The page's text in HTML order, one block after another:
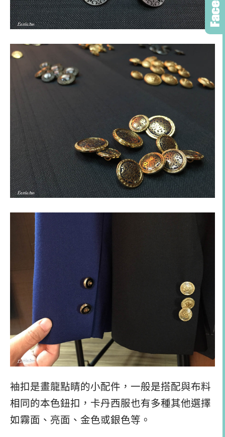
袖扣是畫龍點睛的小配件，一般是搭配與布料
相同的本色鈕扣，卡丹西服也有多種其他選擇
如霧面、亮面、金色或銀色等。